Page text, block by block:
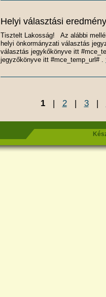
Helyi választási
Tisztelt Lakosság! Az alábbi
helyi önkormányzati választás
választás jegykőkönyve itt
jegyzőkönyve itt #mce_temp_url# .
1| 2| 3|